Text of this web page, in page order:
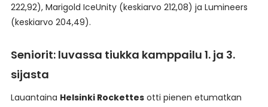
222,92), Marigold IceUnity (keskiarvo 212,08) ja Lumineers
(keskiarvo 204,49).
Seniorit: luvassa tiukka kamppailu 1. ja 3.
sijasta
Lauantaina Helsinki Rockettesotti pienen etumatkan